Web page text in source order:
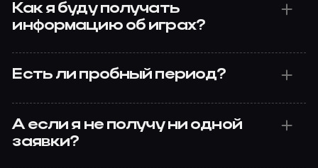
Как я буду получать
информацию об играх?
Есть ли пробный период?
А если я не получу ни одной
заявки?